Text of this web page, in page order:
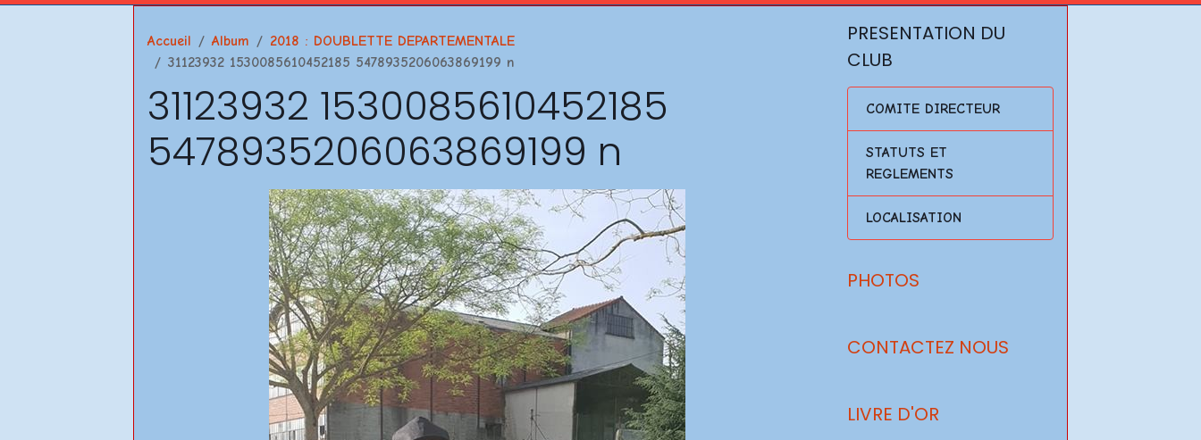
Accueil Album
2018 : DOUBLETTE DEPARTEMENTALE
31123932 1530085610452185 5478935206063869199 n
31123932 1530085610452185
5478935206063869199 n
PRESENTATION DU
CLUB
COMITE DIRECTEUR
STATUTS ET
REGLEMENTS
LOCALISATION
PHOTOS
CONTACTEZ NOUS
LIVRE D'OR